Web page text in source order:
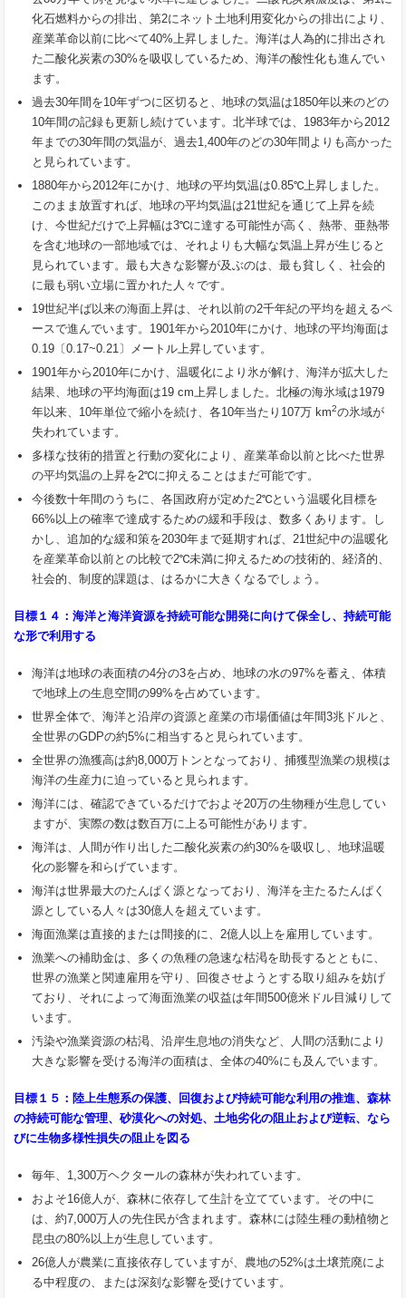
化石燃料からの排出、第2にネット土地利用変化からの排出により、
産業革命以前に比べて40%上昇しました。海洋は人為的に排出され
た二酸化炭素の30%を吸収しているため、海洋の酸性化も進んでい
ます。
過去30年間を10年ずつに区切ると、地球の気温は1850年以来のどの
10年間の記録も更新し続けています。北半球では、1983年から2012
年までの30年間の気温が、過去1,400年のどの30年間よりも高かった
と見られています。
1880年から2012年にかけ、地球の平均気温は0.85℃上昇しました。
このまま放置すれば、地球の平均気温は21世紀を通じて上昇を続
け、今世紀だけで上昇幅は3℃に達する可能性が高く、熱帯、亜熱帯
を含む地球の一部地域では、それよりも大幅な気温上昇が生じると
見られています。最も大きな影響が及ぶのは、最も貧しく、社会的
に最も弱い立場に置かれた人々です。
19世紀半ば以来の海面上昇は、それ以前の2千年紀の平均を超えるペ
ースで進んでいます。1901年から2010年にかけ、地球の平均海面は
0.19〔0.17~0.21〕メートル上昇しています。
1901年から2010年にかけ、温暖化により氷が解け、海洋が拡大した
結果、地球の平均海面は19 cm上昇しました。北極の海氷域は1979
年以来、10年単位で縮小を続け、各10年当たり107万 km2の氷域が
失われています。
多様な技術的措置と行動の変化により、産業革命以前と比べた世界
の平均気温の上昇を2℃に抑えることはまだ可能です。
今後数十年間のうちに、各国政府が定めた2℃という温暖化目標を
66%以上の確率で達成するための緩和手段は、数多くあります。し
かし、追加的な緩和策を2030年まで延期すれば、21世紀中の温暖化
を産業革命以前との比較で2℃未満に抑えるための技術的、経済的、
社会的、制度的課題は、はるかに大きくなるでしょう。
目標１４：海洋と海洋資源を持続可能な開発に向けて保全し、持続可能
な形で利用する
海洋は地球の表面積の4分の3を占め、地球の水の97%を蓄え、体積
で地球上の生息空間の99%を占めています。
世界全体で、海洋と沿岸の資源と産業の市場価値は年間3兆ドルと、
全世界のGDPの約5%に相当すると見られています。
全世界の漁獲高は約8,000万トンとなっており、捕獲型漁業の規模は
海洋の生産力に迫っていると見られます。
海洋には、確認できているだけでおよそ20万の生物種が生息してい
ますが、実際の数は数百万に上る可能性があります。
海洋は、人間が作り出した二酸化炭素の約30%を吸収し、地球温暖
化の影響を和らげています。
海洋は世界最大のたんぱく源となっており、海洋を主たるたんぱく
源としている人々は30億人を超えています。
海面漁業は直接的または間接的に、2億人以上を雇用しています。
漁業への補助金は、多くの魚種の急速な枯渇を助長するとともに、
世界の漁業と関連雇用を守り、回復させようとする取り組みを妨げ
ており、それによって海面漁業の収益は年間500億米ドル目減りして
います。
汚染や漁業資源の枯渇、沿岸生息地の消失など、人間の活動により
大きな影響を受ける海洋の面積は、全体の40%にも及んでいます。
目標１５：陸上生態系の保護、回復および持続可能な利用の推進、森林
の持続可能な管理、砂漠化への対処、 土地劣化の阻止および逆転、なら
びに生物多様性損失の阻止を図る
毎年、1,300万ヘクタールの森林が失われています。
およそ16億人が、森林に依存して生計を立てています。その中に
は、約7,000万人の先住民が含まれます。森林には陸生種の動植物と
昆虫の80%以上が生息しています。
26億人が農業に直接依存していますが、農地の52%は土壌荒廃によ
る中程度の、または深刻な影響を受けています。